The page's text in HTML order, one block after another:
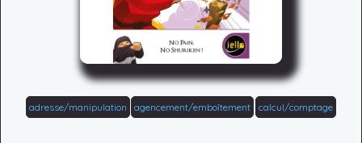
adresse/manipulation agencement/emboîtement calcul/comptage